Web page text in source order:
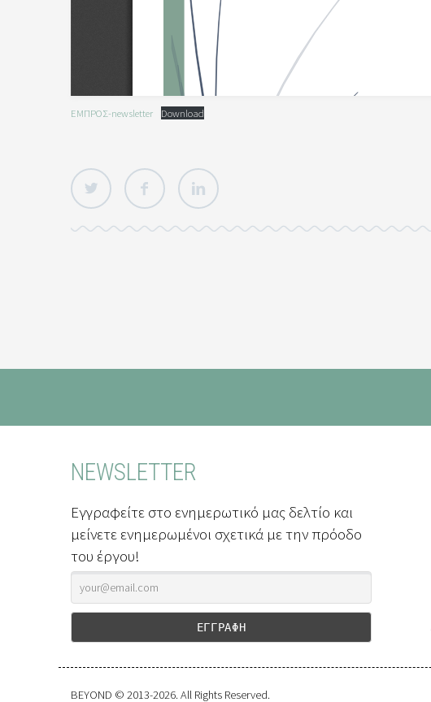
ΕΜΠΡΟΣ-newsletter Download
NEWSLETTER
Εγγραφείτε στο ενημερωτικό μας δελτίο και
μείνετε ενημερωμένοι σχετικά με την πρόοδο
του έργου!
BEYOND © 2013-2026. All Rights Reserved.